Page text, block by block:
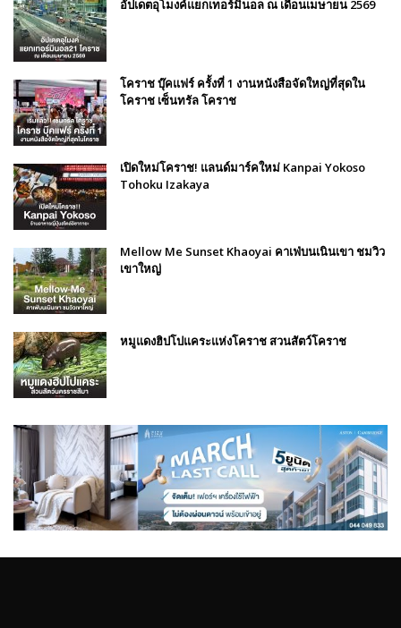
อัปเดตอุโมงค์แยกเทอร์มินอล ณ เดือนเมษายน 2569
โคราช บุ๊คแฟร์​ ครั้งที่​ 1 งานหนังสือจัดใหญ่ที่สุดใน
โคราช เซ็นทรัล โคราช
เปิดใหม่โคราช! แลนด์มาร์คใหม่ Kanpai Yokoso
Tohoku Izakaya
Mellow Me Sunset Khaoyai คาเฟ่บนเนินเขา ชมวิว
เขาใหญ่
หมูแดงฮิปโปแคระแห่งโคราช สวนสัตว์โคราช